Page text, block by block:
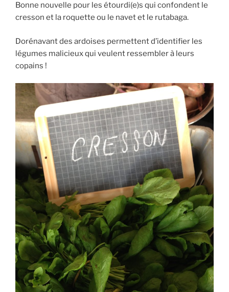
Bonne nouvelle pour les étourdi(e)s qui confondent le
cresson et la roquette ou le navet et le rutabaga.
Dorénavant des ardoises permettent d’identifier les
légumes malicieux qui veulent ressembler à leurs
copains !